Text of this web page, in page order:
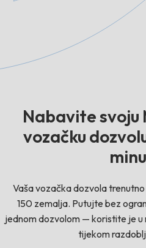
Nabavite svoju
vozačku
Vaša vozačka dozvola
150 zemalja. Putujte bez
jednom dozvolom — koristite je
tijekom